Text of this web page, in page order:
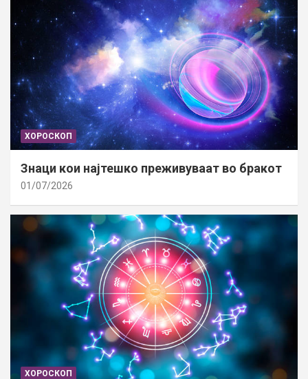
ХОРОСКОП
Знаци кои најтешко преживуваат во бракот
01/07/2026
ХОРОСКОП